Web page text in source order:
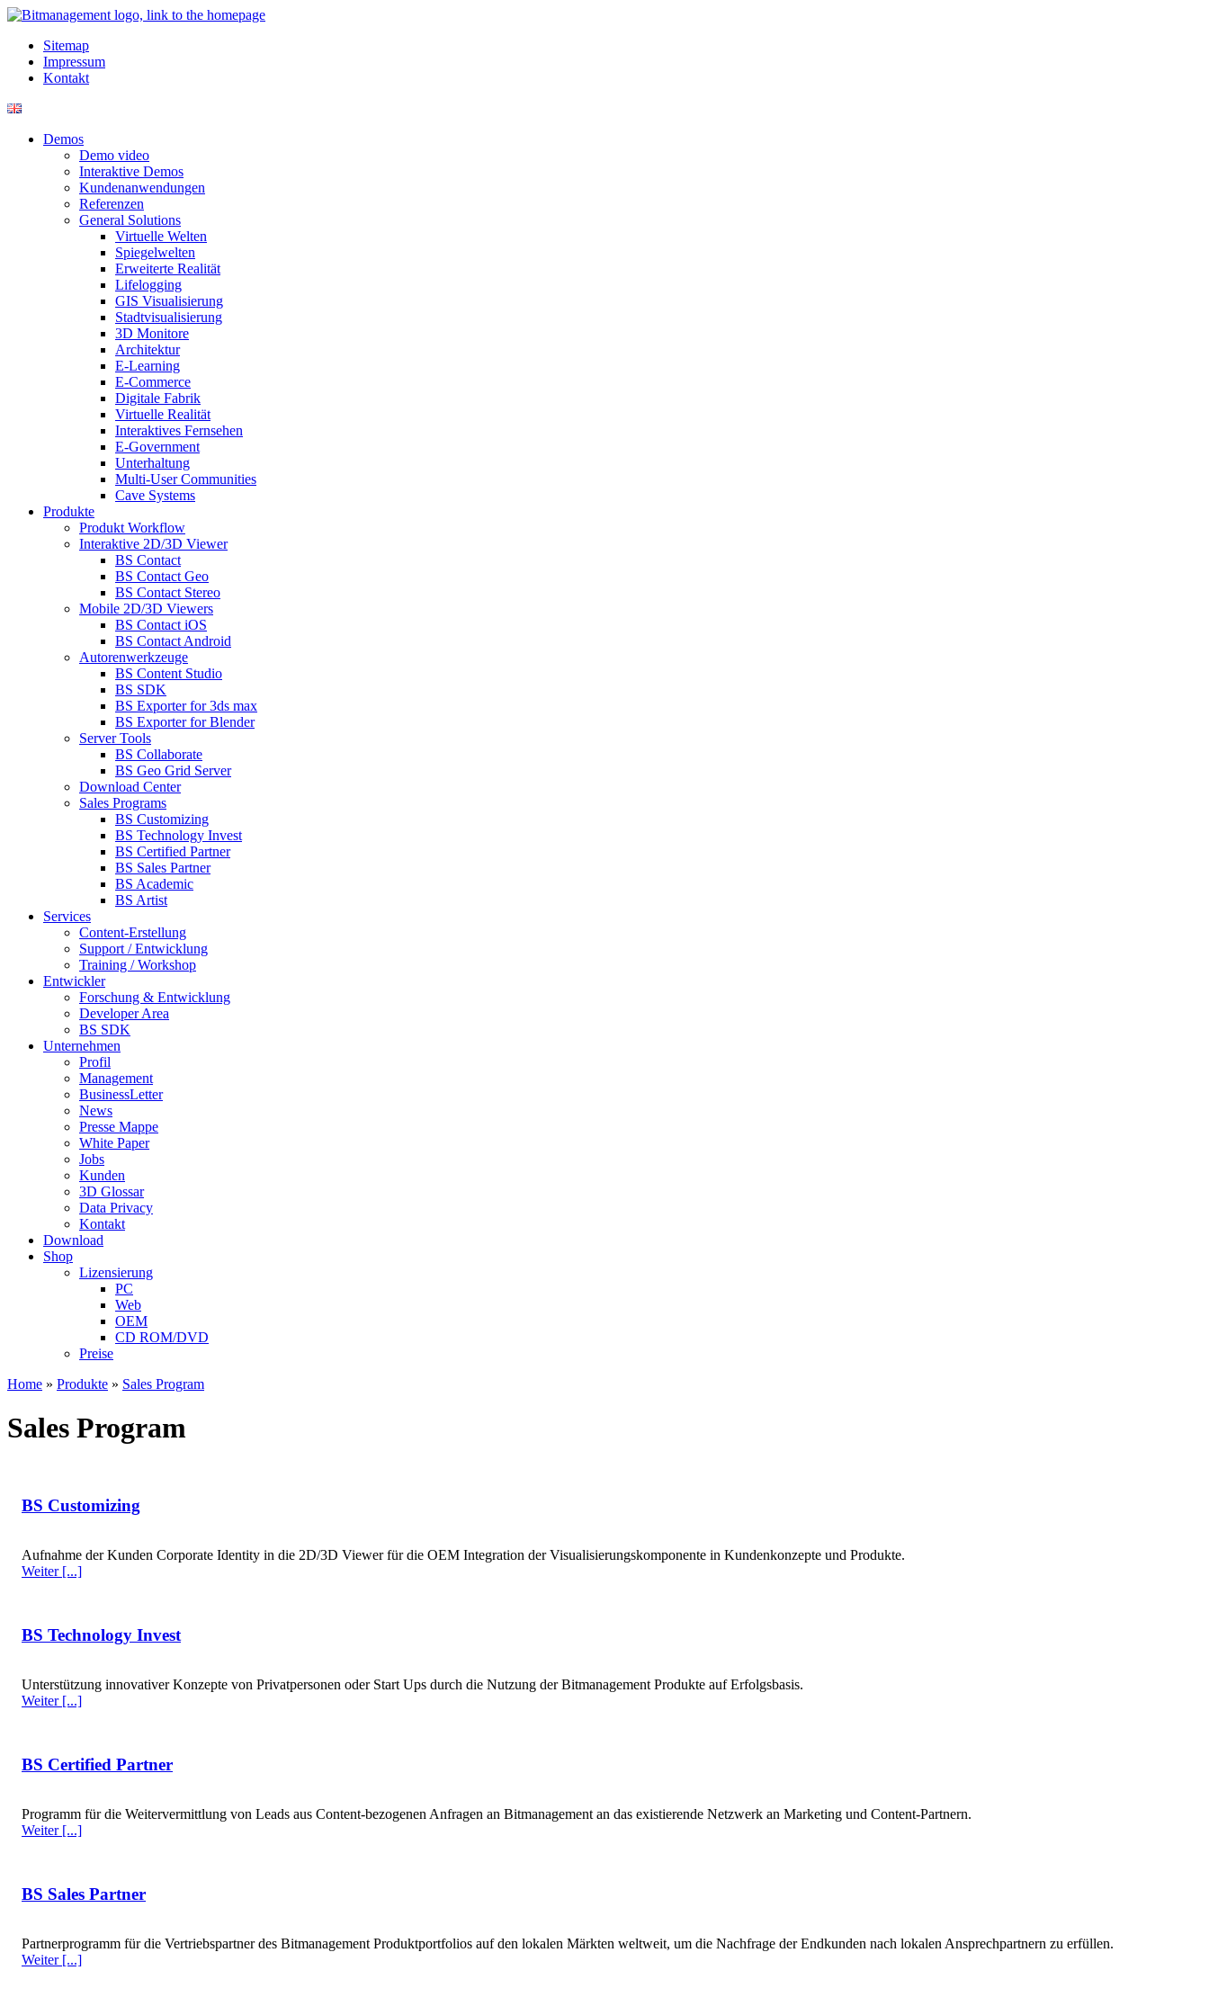
Sitemap
Impressum
Kontakt
Demos
Demo video
Interaktive Demos
Kundenanwendungen
Referenzen
General Solutions
Virtuelle Welten
Spiegelwelten
Erweiterte Realität
Lifelogging
GIS Visualisierung
Stadtvisualisierung
3D Monitore
Architektur
E-Learning
E-Commerce
Digitale Fabrik
Virtuelle Realität
Interaktives Fernsehen
E-Government
Unterhaltung
Multi-User Communities
Cave Systems
Produkte
Produkt Workflow
Interaktive 2D/3D Viewer
BS Contact
BS Contact Geo
BS Contact Stereo
Mobile 2D/3D Viewers
BS Contact iOS
BS Contact Android
Autorenwerkzeuge
BS Content Studio
BS SDK
BS Exporter for 3ds max
BS Exporter for Blender
Server Tools
BS Collaborate
BS Geo Grid Server
Download Center
Sales Programs
BS Customizing
BS Technology Invest
BS Certified Partner
BS Sales Partner
BS Academic
BS Artist
Services
Content-Erstellung
Support / Entwicklung
Training / Workshop
Entwickler
Forschung & Entwicklung
Developer Area
BS SDK
Unternehmen
Profil
Management
BusinessLetter
News
Presse Mappe
White Paper
Jobs
Kunden
3D Glossar
Data Privacy
Kontakt
Download
Shop
Lizensierung
PC
Web
OEM
CD ROM/DVD
Preise
Home » Produkte » Sales Program
Sales Program
BS Customizing
Aufnahme der Kunden Corporate Identity in die 2D/3D Viewer für die OEM Integration der Visualisierungskomponente in Kundenkonzepte und Produkte.
Weiter [...]
BS Technology Invest
Unterstützung innovativer Konzepte von Privatpersonen oder Start Ups durch die Nutzung der Bitmanagement Produkte auf Erfolgsbasis.
Weiter [...]
BS Certified Partner
Programm für die Weitervermittlung von Leads aus Content-bezogenen Anfragen an Bitmanagement an das existierende Netzwerk an Marketing und Content-Partnern.
Weiter [...]
BS Sales Partner
Partnerprogramm für die Vertriebspartner des Bitmanagement Produktportfolios auf den lokalen Märkten weltweit, um die Nachfrage der Endkunden nach lokalen Ansprechpartnern zu erfüllen.
Weiter [...]